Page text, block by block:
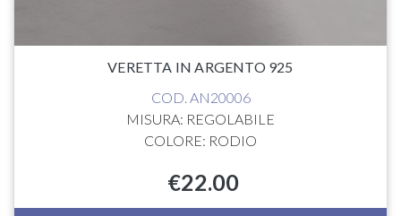
VERETTA IN ARGENTO 925
COD. AN20006
MISURA: REGOLABILE
COLORE: RODIO
€22.00